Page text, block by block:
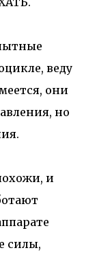
веду
они
но
и
силы,